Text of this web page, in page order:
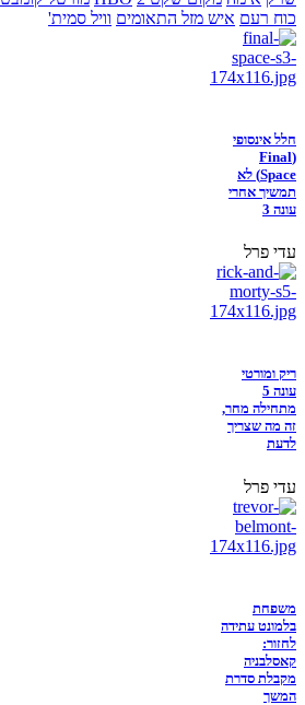
כוח רעם איש מזל התאומים וויל סמית'
חלל אינסופי
(Final
Space) לא
תמשיך אחרי
עונה 3
עדי פרל
ריק ומורטי
עונה 5
מתחילה מחר,
זה מה שצריך
לדעת
עדי פרל
משפחת
בלמונט עתידה
לחזור:
קאסלבניה
מקבלת סדרת
המשך